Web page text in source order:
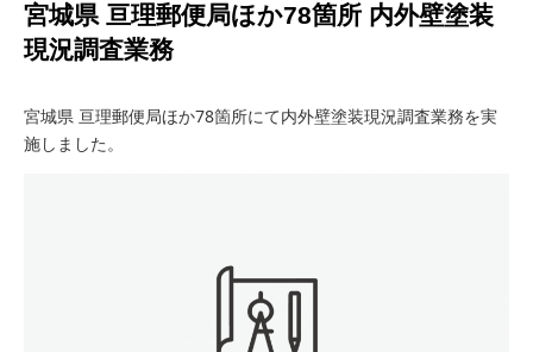
宮城県 亘理郵便局ほか78箇所 内外壁塗装
現況調査業務
宮城県 亘理郵便局ほか78箇所にて内外壁塗装現況調査業務を実
施しました。